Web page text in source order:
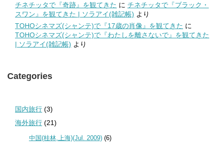
チネチッタで『奇跡』を観てきた に チネチッタで『ブラック・
スワン』を観てきた | ソラアイ(雑記帳) より
TOHOシネマズ(シャンテ)で『17歳の肖像』を観てきた に
TOHOシネマズ(シャンテ)で『わたしを離さないで』を観てきた
| ソラアイ(雑記帳) より
Categories
国内旅行 (3)
海外旅行 (21)
中国(桂林,上海)(Jul. 2009)(6)